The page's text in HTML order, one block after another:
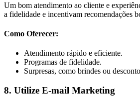
Um bom atendimento ao cliente e
a fidelidade e incentivam recomendações
Como Oferecer:
Atendimento rápido e eficiente.
Programas de fidelidade.
Surpresas, como brindes ou
8. Utilize E-mail Marketing